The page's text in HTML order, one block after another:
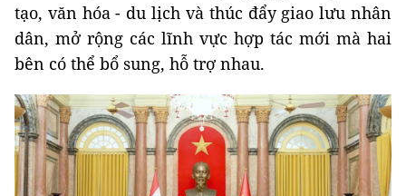
tạo, văn hóa - du lịch và thúc đẩy giao lưu nhân
dân, mở rộng các lĩnh vực hợp tác mới mà hai
bên có thể bổ sung, hỗ trợ nhau.